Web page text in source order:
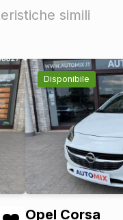
simili
Disponibile
Opel Corsa